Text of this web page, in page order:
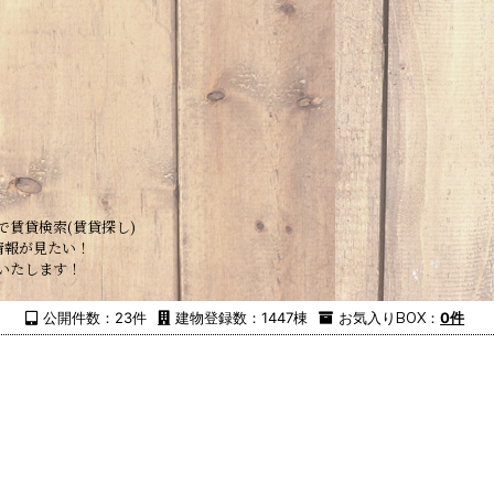
賃貸検索(賃貸探し)
が見たい！
します！
お気入りBOX ：0件
建物登録数：1447棟
公開件数：23件